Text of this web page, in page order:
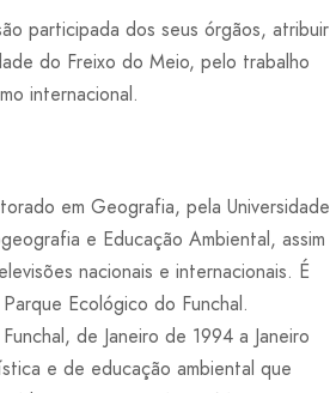
participada dos seus órgãos, atribuir
do Freixo do Meio, pelo trabalho
internacional.
em Geografia, pela Universidade
e Educação Ambiental, assim
nacionais e internacionais. É
Ecológico do Funchal.
de Janeiro de 1994 a Janeiro
e de educação ambiental que